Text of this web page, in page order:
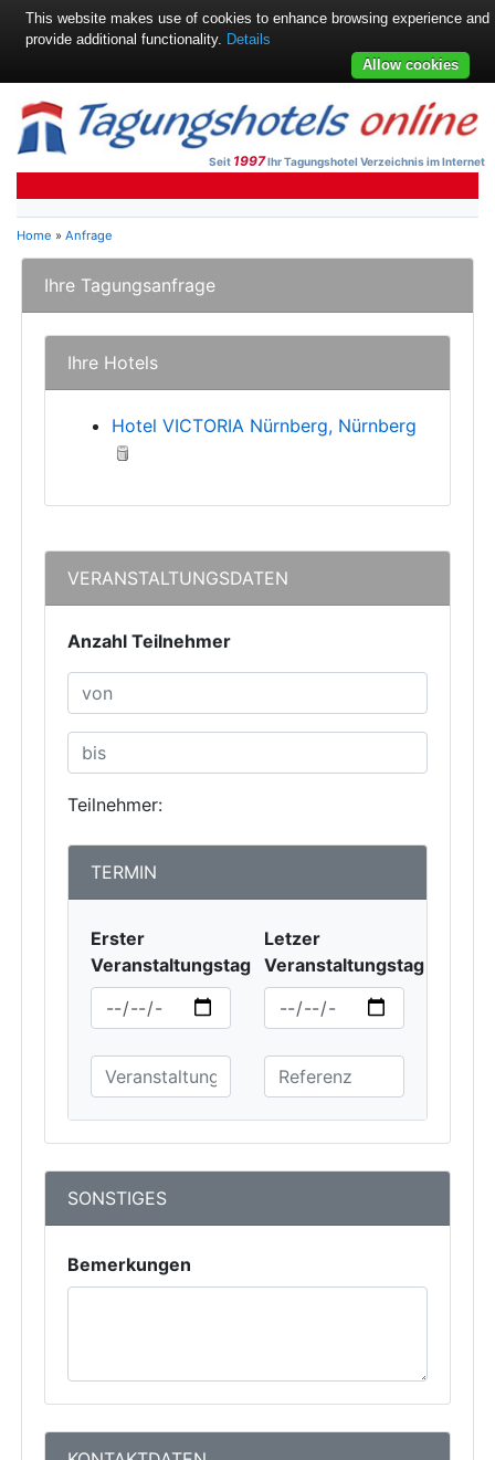
Seit 1997Ihr Tagungshotel Verzeichnis im Internet
Home » Anfrage
Ihre Tagungsanfrage
Ihre Hotels
Hotel VICTORIA Nürnberg, Nürnberg
VERANSTALTUNGSDATEN
Anzahl Teilnehmer
Teilnehmer:
TERMIN
Erster
Veranstaltungstag
Letzer
Veranstaltungstag
SONSTIGES
Bemerkungen
This website makes use of cookies to enhance browsing experience and
provide additional functionality. Details
Allow cookies